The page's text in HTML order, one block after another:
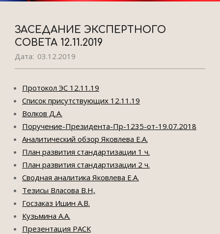
ЗАСЕДАНИЕ ЭКСПЕРТНОГО
СОВЕТА 12.11.2019
Дата: 03.12.2019
Протокол ЭС 12.11.19
Список присутствующих 12.11.19
Волков Д.А.
Поручение-Президента-Пр-1235-от-19.07.2018
Аналитический обзор Яковлева Е.А.
План развития стандартизации 1 ч.
План развития стандартизации 2 ч.
Сводная аналитика Яковлева Е.А.
Тезисы Власова В.Н,
Госзаказ Ишин А.В.
Кузьмина А.А.
Презентация РАСК